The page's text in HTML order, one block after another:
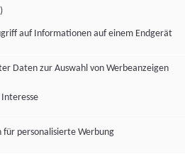
lesen
auf Informationen auf einem Endgerät
Daten zur Auswahl von Werbeanzeigen
für personalisierte Werbung